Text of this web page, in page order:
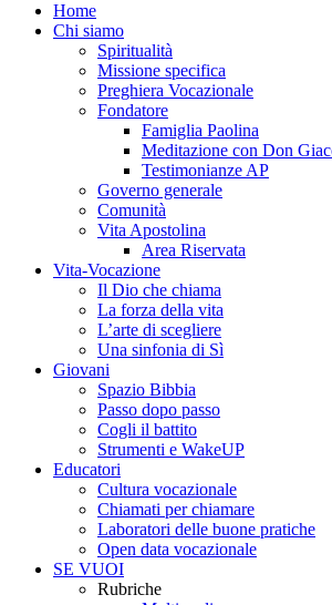
Home
Chi siamo
Spiritualità
Missione specifica
Preghiera Vocazionale
Fondatore
Famiglia Paolina
Meditazione con Don
Testimonianze AP
Governo generale
Comunità
Vita Apostolina
Area Riservata
Vita-Vocazione
Il Dio che chiama
La forza della vita
L’arte di scegliere
Una sinfonia di Sì
Giovani
Spazio Bibbia
Passo dopo passo
Cogli il battito
Strumenti e WakeUP
Educatori
Cultura vocazionale
Chiamati per chiamare
Laboratori delle buone pratiche
Open data vocazionale
SE VUOI
Rubriche